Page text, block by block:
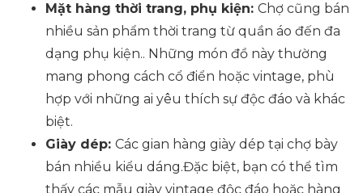
Mặt hàng thời trang, phụ kiện: Chợ cũng bán
nhiều sản phẩm thời trang từ quần áo đến đa
dạng phụ kiện.. Những món đồ này thường
mang phong cách cổ điển hoặc vintage, phù
hợp với những ai yêu thích sự độc đáo và khác
biệt.
Giày dép: Các gian hàng giày dép tại chợ bày
bán nhiều kiểu dáng.Đặc biệt, bạn có thể tìm
thấy các mẫu giày vintage độc đáo hoặc hàng